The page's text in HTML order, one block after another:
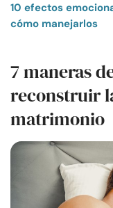
10 efectos
cómo manejarlos
7 maneras
reconstruir
matrimonio